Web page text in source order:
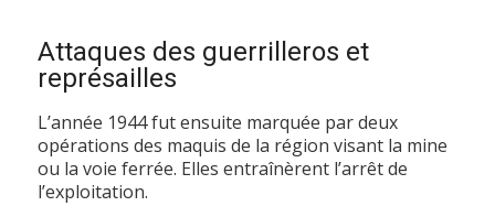
Attaques des guerrilleros et
représailles
L’année 1944 fut ensuite marquée par deux
opérations des maquis de la région visant la mine
ou la voie ferrée. Elles entraînèrent l’arrêt de
l’exploitation.